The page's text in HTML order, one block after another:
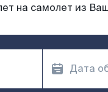
на самолет из